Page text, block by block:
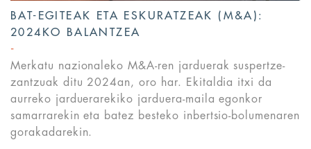
BAT-EGITEAK ETA ESKURATZEAK (M&A):
2024KO BALANTZEA
Merkatu nazionaleko M&A-ren jarduerak suspertze-
zantzuak ditu 2024an, oro har. Ekitaldia itxi da
aurreko jarduerarekiko jarduera-maila egonkor
samarrarekin eta batez besteko inbertsio-bolumenaren
gorakadarekin.